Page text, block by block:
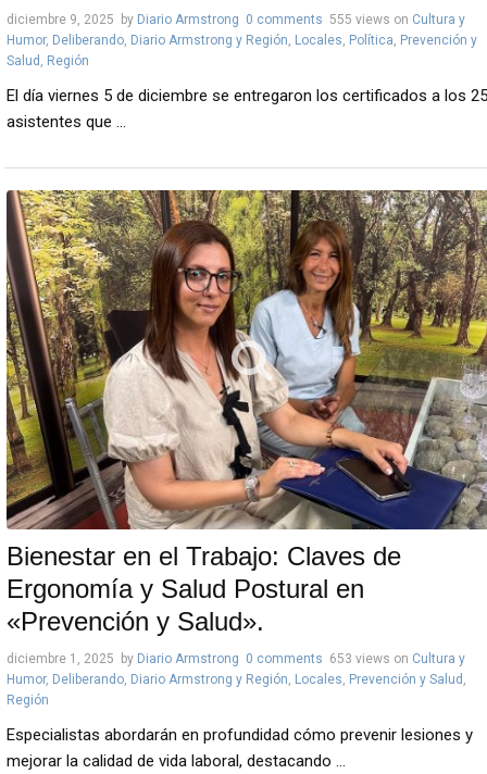
diciembre 9, 2025 by Diario Armstrong 0 comments 555 views on Cultura y
Humor, Deliberando Diario Armstrong y Región Locales Política Prevención y
Salud
Región
El día viernes 5 de diciembre se entregaron los certificados a los 25
asistentes que ...
Bienestar en el Trabajo: Claves de
Ergonomía y Salud Postural en
«Prevención y Salud».
diciembre 1, 2025 by Diario Armstrong 0 comments 653 views on Cultura y
Humor, Deliberando, Diario Armstrong y Región, Locales, Prevención y Salud ,
Región
Especialistas abordarán en profundidad cómo prevenir lesiones y
mejorar la calidad de vida laboral, destacando ...